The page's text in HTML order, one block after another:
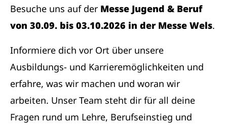
Besuche uns auf der Messe Jugend & Beruf
von 30.09. bis 03.10.2026 in der Messe Wels.
Informiere dich vor Ort über unsere
Ausbildungs- und Karrieremöglichkeiten und
erfahre, was wir machen und woran wir
arbeiten. Unser Team steht dir für all deine
Fragen rund um Lehre, Berufseinstieg und